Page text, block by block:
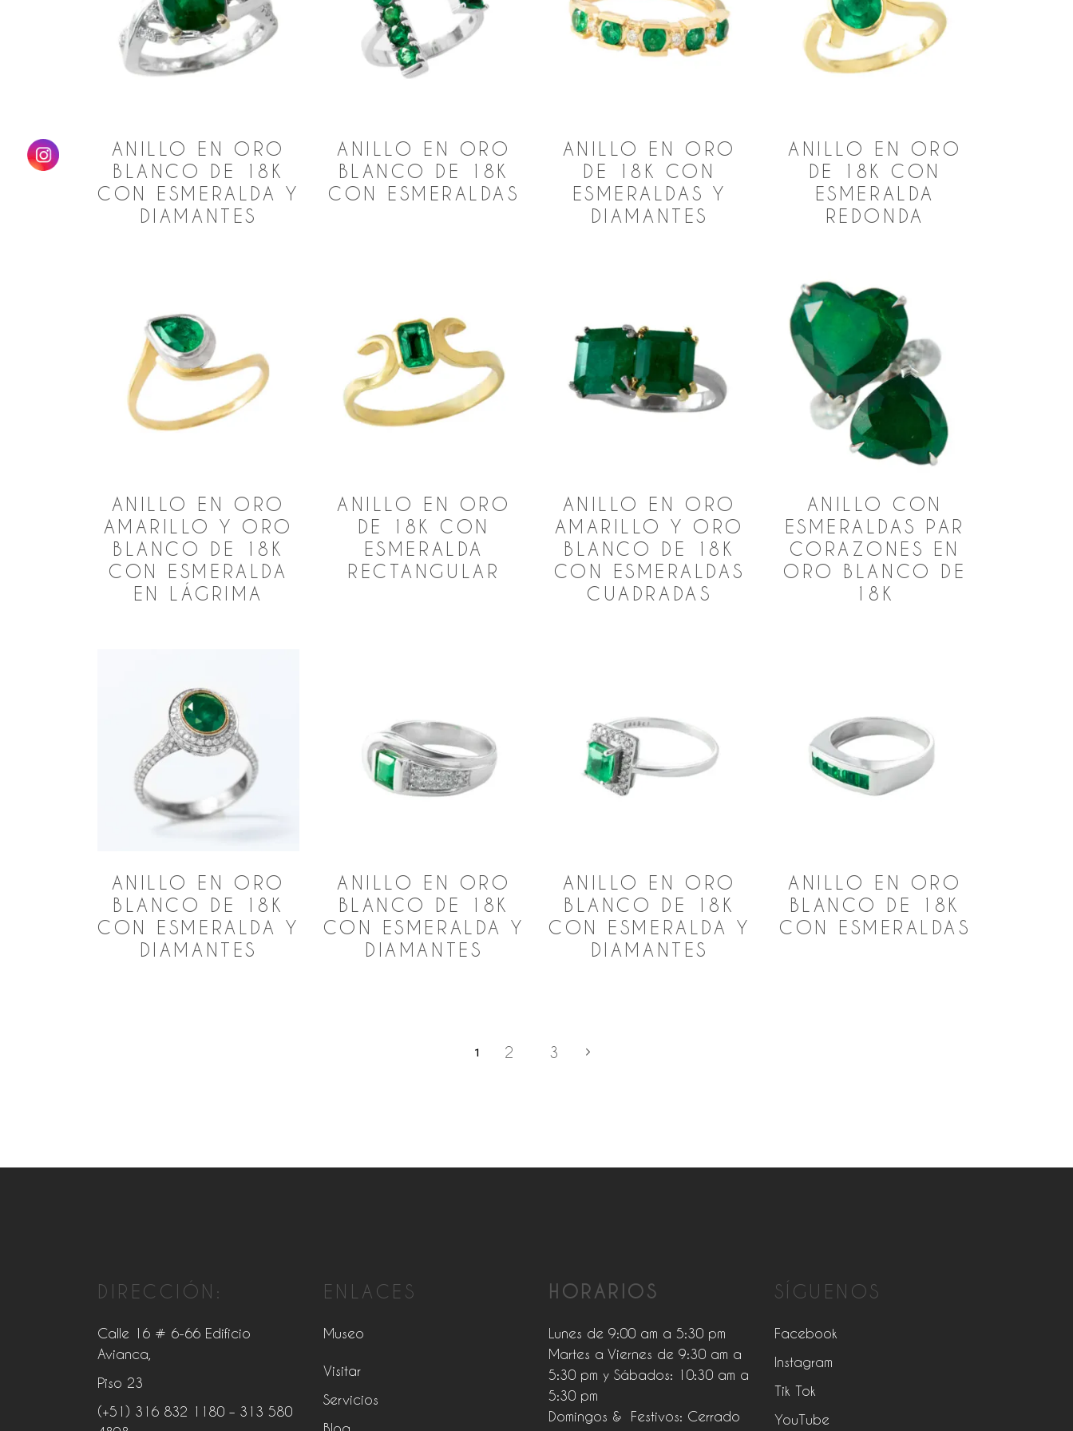
ANILLO EN ORO
BLANCO DE 18K
CON ESMERALDA Y
DIAMANTES
ANILLO EN ORO
BLANCO DE 18K
CON ESMERALDAS
ANILLO EN ORO
DE 18K CON
ESMERALDAS Y
DIAMANTES
ANILLO EN ORO
DE 18K CON
ESMERALDA
REDONDA
ANILLO EN ORO
AMARILLO Y ORO
BLANCO DE 18K
CON ESMERALDA
EN LÁGRIMA
ANILLO EN ORO
DE 18K CON
ESMERALDA
RECTANGULAR
ANILLO EN ORO
AMARILLO Y ORO
BLANCO DE 18K
CON ESMERALDAS
CUADRADAS
ANILLO CON
ESMERALDAS PAR
CORAZONES EN
ORO BLANCO DE
18K
ANILLO EN ORO
BLANCO DE 18K
CON ESMERALDA Y
DIAMANTES
ANILLO EN ORO
BLANCO DE 18K
CON ESMERALDA Y
DIAMANTES
ANILLO EN ORO
BLANCO DE 18K
CON ESMERALDA Y
DIAMANTES
ANILLO EN ORO
BLANCO DE 18K
CON ESMERALDAS
1 2 3
DIRECCIÓN:
Calle 16 # 6-66 Edificio
Avianca,
Piso 23
(+51) 316 832 1180 – 313 580
ENLACES
Museo
Visitar
Servicios
Blog
HORARIOS
Lunes de 9:00 am a 5:30 pm
Martes a Viernes de 9:30 am a
5:30 pm y Sábados: 10:30 am a
5:30 pm
Domingos & Festivos: Cerrado
SÍGUENOS
Facebook
Instagram
Tik Tok
YouTube